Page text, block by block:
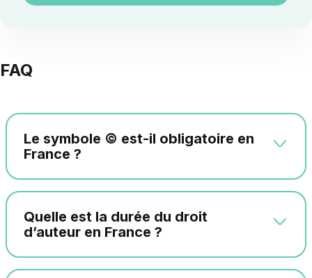
FAQ
Le symbole © est-il obligatoire en
France ?
Quelle est la durée du droit
d’auteur en France ?